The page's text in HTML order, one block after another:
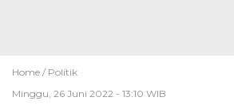
Home / Politik
Minggu, 26 Juni 2022 - 13:10 WIB